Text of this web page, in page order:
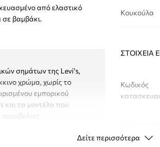
από ελαστικό
σε βαμβάκι.
σημάτων της Levi's,
χρώμα, χωρίς το
εμπορικού
και τα μοντέλα που
Κουκούλα
ΣΤΟΙΧΕΊΑ
Κωδικός
Δείτε περισσότερα